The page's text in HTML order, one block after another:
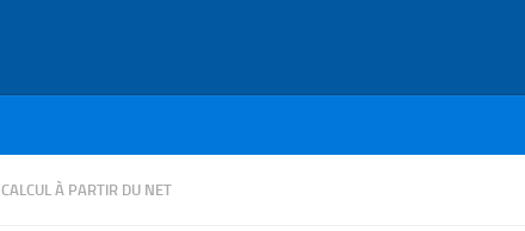
CALCUL À PARTIR DU NET